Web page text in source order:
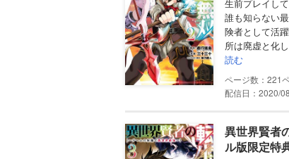
生前プレイし
誰も知らない
険者として活
所は廃虚と化
読む
221
配信日：2020/
異世界賢者
ル版限定特